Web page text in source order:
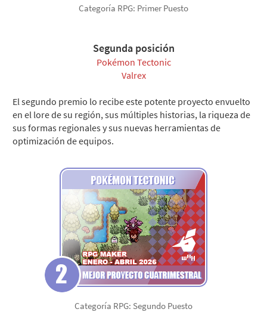
Categoría RPG: Primer Puesto
Segunda posición
Pokémon Tectonic
Valrex
El segundo premio lo recibe este potente proyecto envuelto
en el lore de su región, sus múltiples historias, la riqueza de
sus formas regionales y sus nuevas herramientas de
optimización de equipos.
Categoría RPG: Segundo Puesto